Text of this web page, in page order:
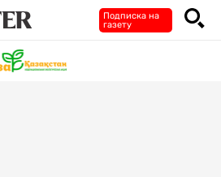
Подписка на
газету